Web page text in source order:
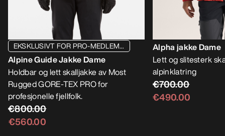
EKSKLUSIVT FOR PRO-MEDLEM...
Alpine Guide Jakke Dame
Holdbar og lett skalljakke av Most
Rugged GORE-TEX PRO for
profesjonelle fjellfolk.
€800.00
€560.00
Alpha jakke Dame
Lett og slitesterk
alpinklatring
€700.00
€490.00